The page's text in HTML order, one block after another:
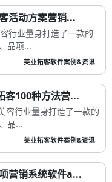
活动方案营销...
行业量身打造了一款的
品项...
美业拓客软件案例&资讯
客100种方法营...
容行业量身打造了一款的
品...
美业拓客软件案例&资讯
营销系统软件a...